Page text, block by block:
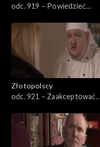
odc. 919 – Powiedzieć
Złotopolscy
odc. 921 – Zaakceptować